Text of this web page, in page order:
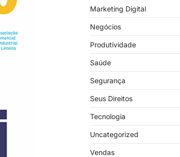
Marketing Digital
Negócios
Produtividade
Saúde
Segurança
Seus Direitos
Tecnologia
Uncategorized
Vendas